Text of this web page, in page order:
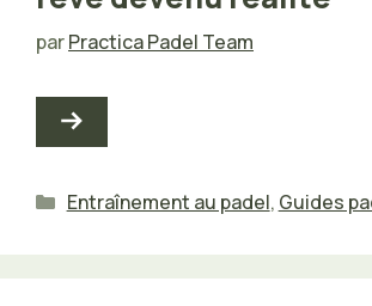
parPractica Padel Team
Catégories
Entraînement au padel, Guides